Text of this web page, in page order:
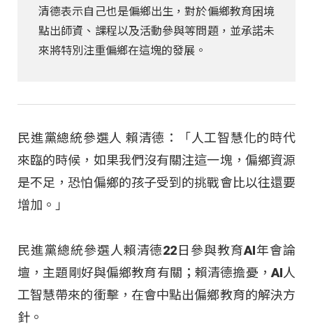
清德表示自己也是偏鄉出生，對於偏鄉教育困境
點出師資、課程以及活動參與等問題，並承諾未
來將特別注重偏鄉在這塊的發展。
民進黨總統參選人 賴清德：「人工智慧化的時代
來臨的時候，如果我們沒有關注這一塊，偏鄉資源
是不足，恐怕偏鄉的孩子受到的挑戰會比以往還要
增加。」
民進黨總統參選人賴清德22日參與教育AI年會論
壇，主題剛好與偏鄉教育有關；賴清德擔憂，AI人
工智慧帶來的衝擊，在會中點出偏鄉教育的解決方
針。